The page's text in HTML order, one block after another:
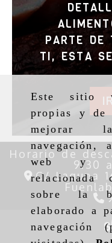
Este sitio
propias y de
mejorar
web y
relacionada
sobre la
elaborado a
navegación
PARTE
TI, ESTA
Horario de
9:30
C/ Laguna